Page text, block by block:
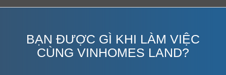
BẠN ĐƯỢC GÌ KHI LÀM VIỆC
CÙNG VINHOMES LAND?